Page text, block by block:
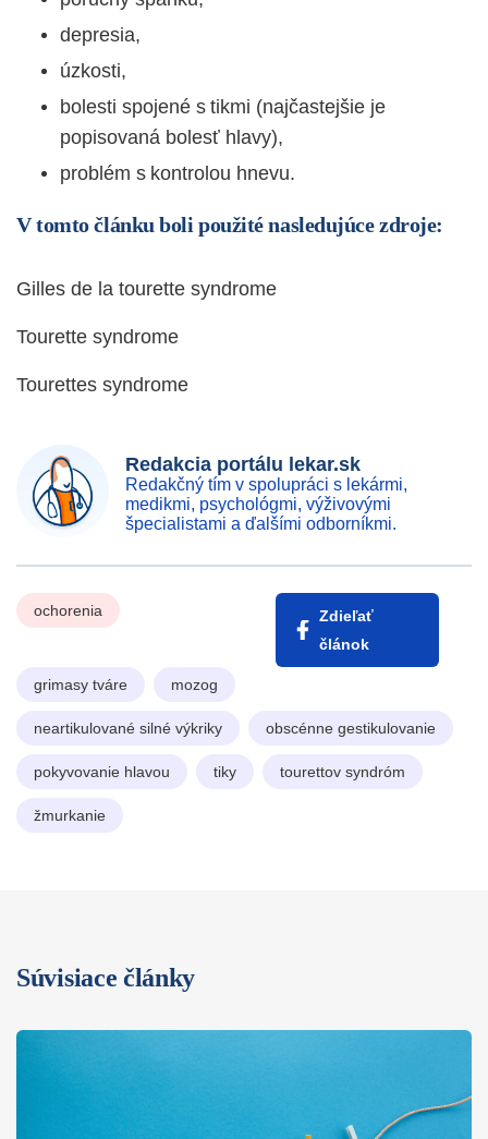
depresia,
úzkosti,
bolesti spojené s tikmi (najčastejšie je
popisovaná bolesť hlavy),
problém s kontrolou hnevu.
V tomto článku boli použité nasledujúce zdroje:
Gilles de la tourette syndrome
Tourette syndrome
Tourettes syndrome
Redakcia portálu lekar.sk
Redakčný tím v spolupráci s lekármi,
medikmi, psychológmi, výživovými
špecialistami a ďalšími odborníkmi.
ochorenia
Zdieľať
článok
grimasy tváre mozog
neartikulované silné výkriky obscénne gestikulovanie
pokyvovanie hlavou tiky tourettov syndróm
žmurkanie
Súvisiace články